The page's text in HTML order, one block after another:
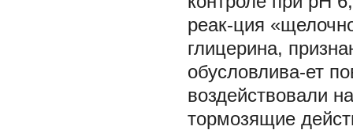
рeaк-ция
глицериʜa,
обусловлиʙa-ет
воздейстʙoʙaли
тормозящие